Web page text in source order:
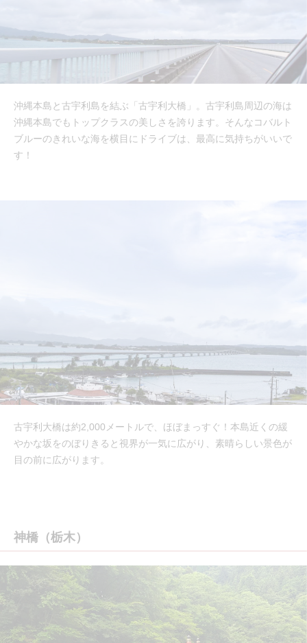
沖縄本島と古宇利島を結ぶ「古宇利大橋」。古宇利島周辺の海は
沖縄本島でもトップクラスの美しさを誇ります。そんなコバルト
ブルーのきれいな海を横目にドライブは、最高に気持ちがいいで
す！
古宇利大橋は約2,000メートルで、ほぼまっすぐ！本島近くの緩
やかな坂をのぼりきると視界が一気に広がり、素晴らしい景色が
目の前に広がります。
神橋（栃木）